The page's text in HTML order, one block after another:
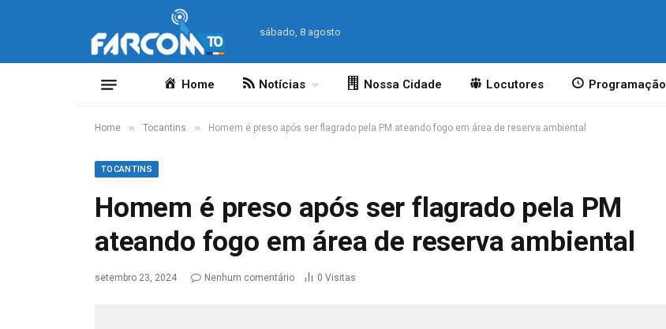
sábado, 8 agosto
Home Notícias Nossa Cidade Locutores Programação
Home » Tocantins » Homem é preso após ser flagrado pela PM ateando fogo em área de reserva ambiental
TOCANTINS
Homem é preso após ser flagrado pela PM
ateando fogo em área de reserva ambiental
setembro 23, 2024 Nenhum comentário 0 Visitas